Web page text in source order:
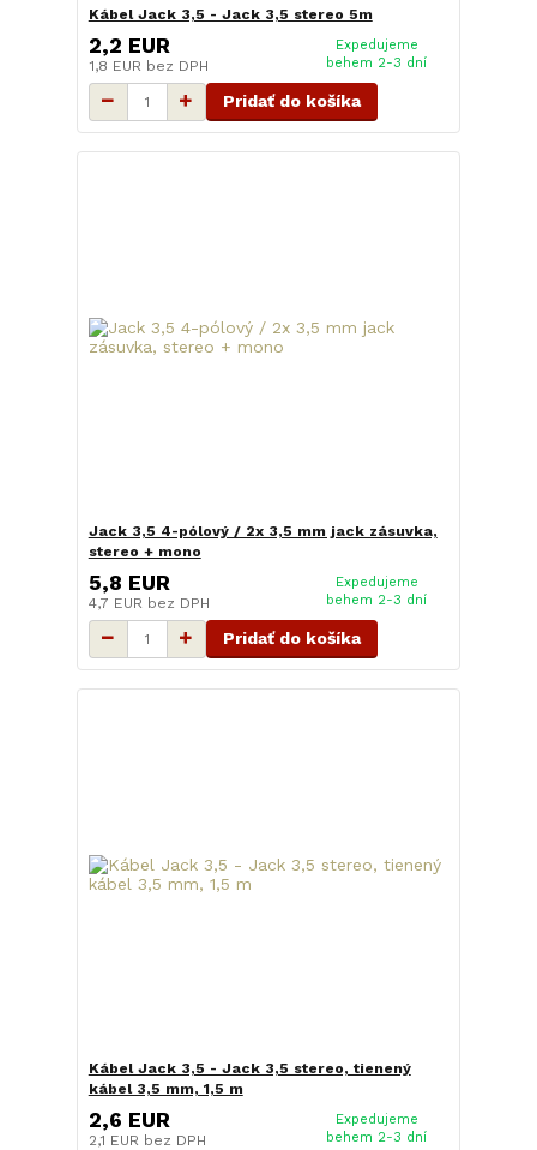
Kábel Jack 3,5 - Jack 3,5 stereo 5m
2,2 EUR
1,8 EUR bez DPH
Expedujeme
behem 2-3 dní
Pridať do košíka
Jack 3,5 4-pólový / 2x 3,5 mm jack zásuvka,
stereo + mono
5,8 EUR
4,7 EUR bez DPH
Expedujeme
behem 2-3 dní
Pridať do košíka
Kábel Jack 3,5 - Jack 3,5 stereo, tienený
kábel 3,5 mm, 1,5 m
2,6 EUR
2,1 EUR bez DPH
Expedujeme
behem 2-3 dní